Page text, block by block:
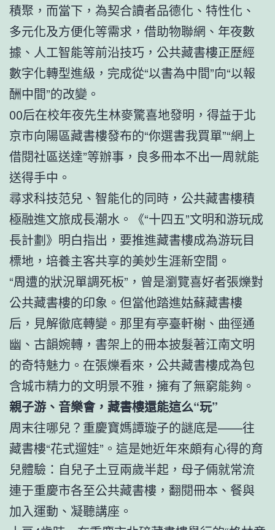
積聚，而當下，為契合讀者品德化、特性化、
多元化及方便化等需求，借助物聯網、年夜數
據、人工智能等前沿技巧，公共藏書樓正歷經
數字化轉型進級，完成從“以書為中間”向“以報
酬中間”的改變。
00后在校年夜先生林麥驚喜地發明，得益于北
京市向陽區藏書樓發布的“你選書我買單”“網上
借閱社區送達”等辦事，良多冊本不出一周就能
送得手中。
尋求科技范兒、智能化的同時，公共藏書樓積
極融進文旅成長潮水。《“十四五”文明和游玩成
長計劃》明白指出，要推進藏書樓成為游玩目
標地，培養主客共享的美妙生涯新空間。
“周遭的狀況單調死板”，曾是瀏覽喜好者張爍對
公共藏書樓的印象。但當他踏進姑蘇藏書樓
后，見解徹底轉變。那里有亭臺軒榭、曲徑通
幽、古韻婉轉，書架上的冊本披髮著江南文明
的奇特魅力。在張爍看來，公共藏書樓成為包
含城市精力的文明景不雅，擁有了無窮能夠。
親子游、音樂會，藏書樓還能這么“玩”
周末往哪兒？重慶寶媽譚璇子的謎底是——往
藏書樓“花式遛娃”。這是她近年來頗有心得的育
兒體驗：自兒子土豆兩歲半起，母子倆就常流
連于重慶市各至公共藏書樓，翻閱冊本、餐與
加入運動、凝聽講座。